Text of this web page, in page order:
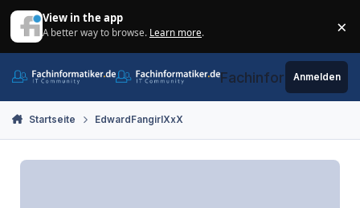
View in the app
A better way to browse. Learn more. ×
Fachinformatiker.de
Anmelden
Startseite EdwardFangirlXxX